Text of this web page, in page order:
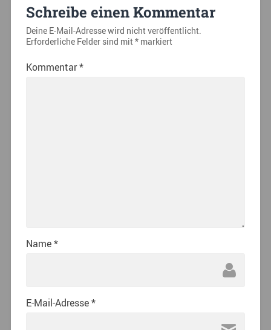
Schreibe einen Kommentar
Deine E-Mail-Adresse wird nicht veröffentlicht.
Erforderliche Felder sind mit*markiert
Kommentar*
Name*
E-Mail-Adresse*